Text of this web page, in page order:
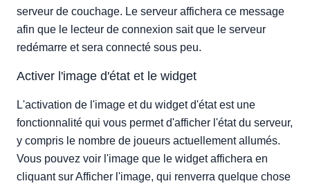
serveur de couchage. Le serveur affichera ce message
afin que le lecteur de connexion sait que le serveur
redémarre et sera connecté sous peu.
Activer l'image d'état et le widget
L'activation de l'image et du widget d'état est une
fonctionnalité qui vous permet d'afficher l'état du serveur,
y compris le nombre de joueurs actuellement allumés.
Vous pouvez voir l'image que le widget affichera en
cliquant sur Afficher l'image, qui renverra quelque chose